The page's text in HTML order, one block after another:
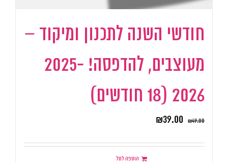
חודשי השנה לתכנון ומיקוד –
מעוצבים, להדפסה! 2025-
2026 (18 חודשים)
₪49.00
₪39.00
הוספה לסל